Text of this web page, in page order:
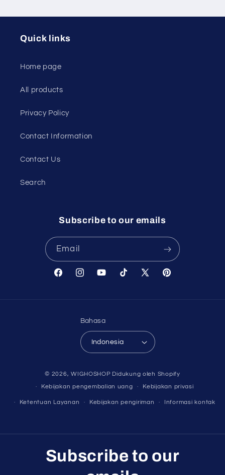
Quick links
Home page
All products
Privacy Policy
Contact Information
Contact Us
Search
Subscribe to our emails
Email
FacebookInstagramYouTubeTikTok
X
Pinterest
Bahasa
Indonesia
© 2026,WIGHOSHOP Didukung oleh Shopify
Kebijakan pengembalian uang Kebijakan privasi
Ketentuan Layanan Kebijakan pengiriman Informasi kontak
Subscribe to our